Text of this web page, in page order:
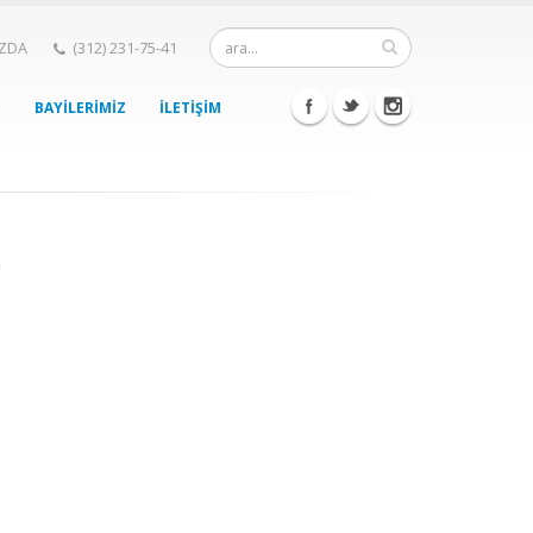
(312) 231-75-41
BAYİLERİMİZ İLETİŞİM